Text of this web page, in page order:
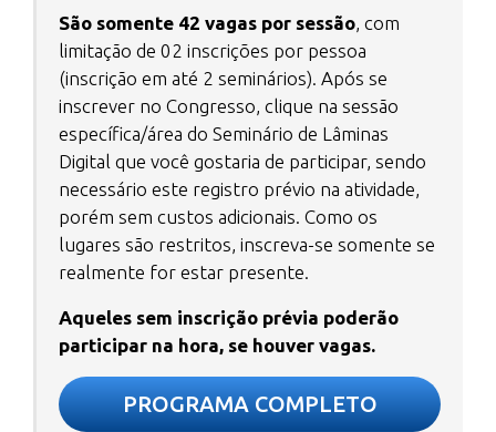
São somente 42 vagas por sessão, com
limitação de 02 inscrições por pessoa
(inscrição em até 2 seminários). Após se
inscrever no Congresso, clique na sessão
específica/área do Seminário de Lâminas
Digital que você gostaria de participar, sendo
necessário este registro prévio na atividade,
porém sem custos adicionais. Como os
lugares são restritos, inscreva-se somente se
realmente for estar presente.
Aqueles sem inscrição prévia poderão
participar na hora, se houver vagas.
PROGRAMA COMPLETO